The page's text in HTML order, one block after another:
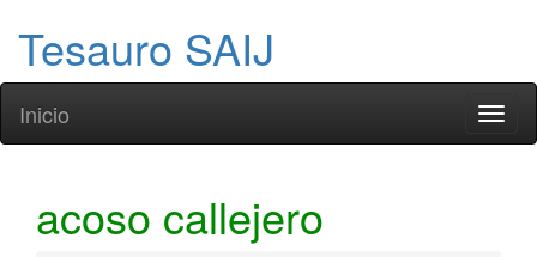
Tesauro SAIJ
Inicio
acoso callejero